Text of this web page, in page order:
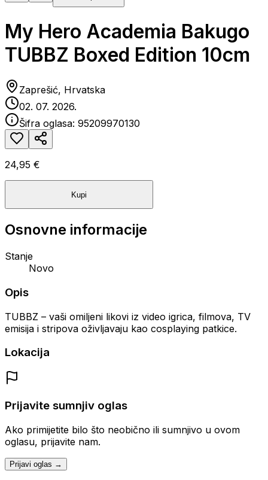
My Hero Academia Bakugo
TUBBZ Boxed Edition 10cm
Zaprešić, Hrvatska
02. 07. 2026.
Šifra oglasa: 95209970130
24,95 €
Kupi
Osnovne informacije
Stanje
Novo
Opis
TUBBZ – vaši omiljeni likovi iz video igrica, filmova, TV
emisija i stripova oživljavaju kao cosplaying patkice.
Lokacija
Prijavite sumnjiv oglas
Ako primijetite bilo što neobično ili sumnjivo u ovom
oglasu, prijavite nam.
Prijavi oglas →